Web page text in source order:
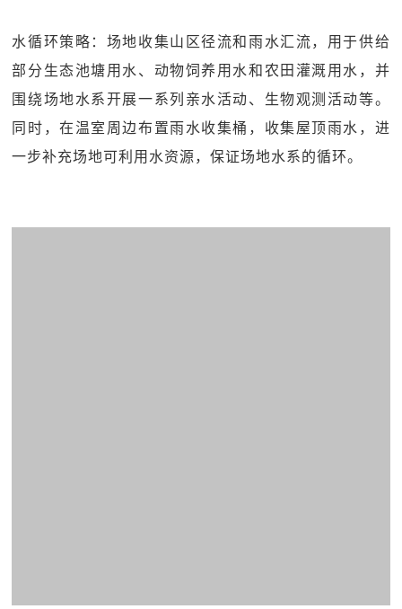
水循环策略：场地收集山区径流和雨水汇流，用于供给
部分生态池塘用水、动物饲养用水和农田灌溉用水，并
围绕场地水系开展一系列亲水活动、生物观测活动等。
同时，在温室周边布置雨水收集桶，收集屋顶雨水，进
一步补充场地可利用水资源，保证场地水系的循环。